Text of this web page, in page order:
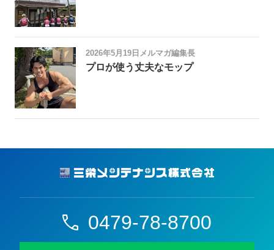
2026年5月19日 メルマガ編集長
プロが使う丈夫なモップ
0479-78-8700